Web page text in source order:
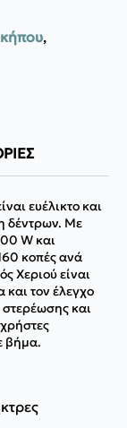
,
ευέλικτο και
δέντρων. Με
W και
κοπές ανά
Χεριού είναι
τον έλεγχο
και
βήμα.